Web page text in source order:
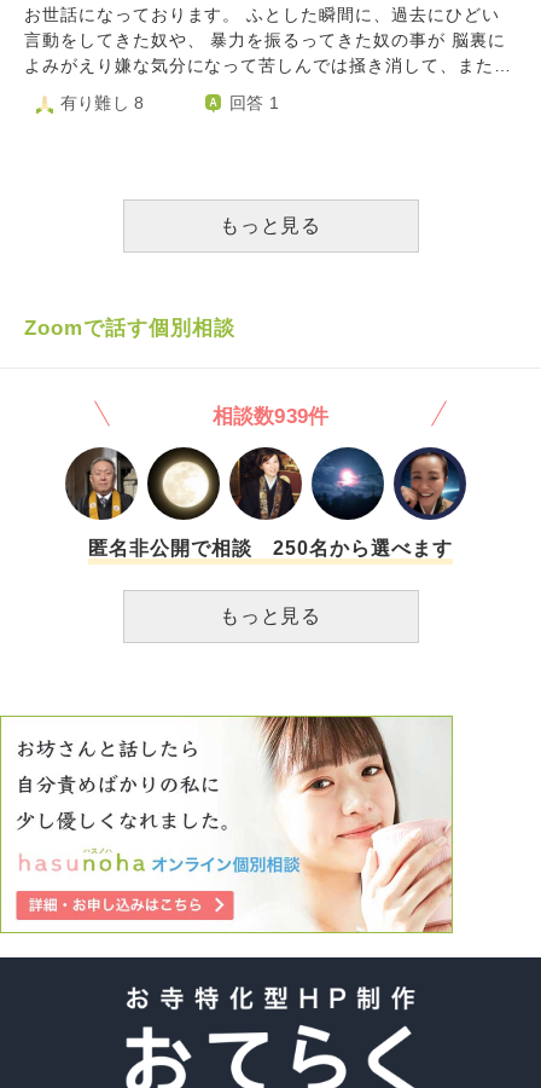
馬鹿にされていました。 卒業間近になるころには「友達で
いたい」という気持ちと「ひどいことをする人なのだから不
幸になってほしい」という気持ちの２つが同居するようにな
らいですから、忘れて今の人間関係の構築をすればいいので
どに思い出してしまいます。 このような忘れたいのに忘れ
られない記憶とはどう向き合えばいいでしょうか。
お世話になっております。 ふとした瞬間に、過去にひどい
言動をしてきた奴や、 暴力を振るってきた奴の事が 脳裏に
よみがえり嫌な気分になって苦しんでは掻き消して、また浮
かんでくる、 といったことがどうしても繰り返されます。
内容は学生時代、自分が同級生から一方的に暴力を受けた
て、奴らの顔、言葉、 一連の流れが終わるまで消えてくれ
言った悔しさと当時の無力感があるのだと思います。できる
事ならば、報復して過去ごと消し去りたいと考えるのです
び現れて挑発でもしてこない限り、そうは思いません。 し
かし、せめて毎日悔しい映像が浮かんでくるのを止めたいと
思います。 基本的に仕事中に退屈になった時、奴らと似た
ような名字を見た時、 入浴中など手持無沙汰になった時に
脳裏に現れます。 どのような心がけ（修行を積む）で生き
れば このような嫌な記憶を引き出さずにいられるのでしょ
有り難し 8 回答 1
もっと見る
Zoomで話す個別相談
相談数939件
匿名非公開で相談 250名から選べます
もっと見る